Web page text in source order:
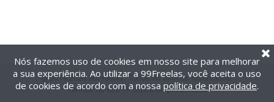
@2014-2026 99Freelas. Todos os direitos reservados.
Termos de uso| Política de privacidade
Nós fazemos uso de cookies em nosso site para melhorar
a sua experiência. Ao utilizar a 99Freelas, você aceita o uso
de cookies de acordo com a nossa política de privacidade.